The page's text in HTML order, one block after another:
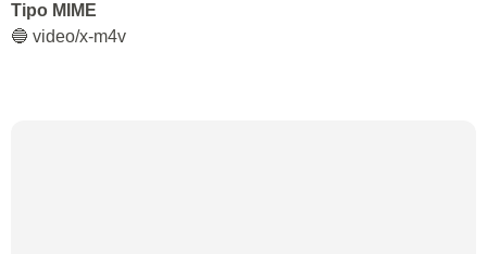
Tipo MIME
🔵 video/x-m4v